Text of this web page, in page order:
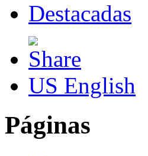
Destacadas
US English
Páginas